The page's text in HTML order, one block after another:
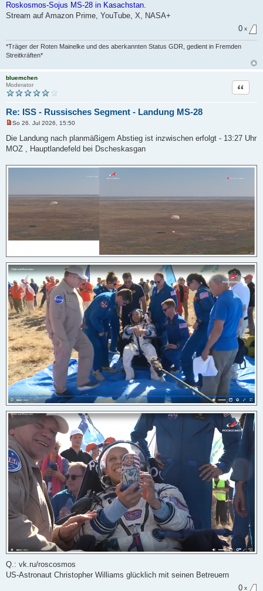
Roskosmos-Sojus MS-28 in Kasachstan.
Stream auf Amazon Prime, YouTube, X, NASA+
0 x
*Träger der Roten Mainelke und des aberkannten Status GDR, gedient in Fremden
Streitkräften*
bluemchen
Moderator
Re: ISS - Russisches Segment - Landung MS-28
Zitat
g
e
r
B
e
r
a
So 26. Jul 2026, 15:50
Die Landung nach planmäßigem Abstieg ist inzwischen erfolgt - 13:27 Uhr
MOZ , Hauptlandefeld bei Dscheskasgan
Q.: vk.ru/roscosmos
US-Astronaut Christopher Williams glücklich mit seinen Betreuern
0 x